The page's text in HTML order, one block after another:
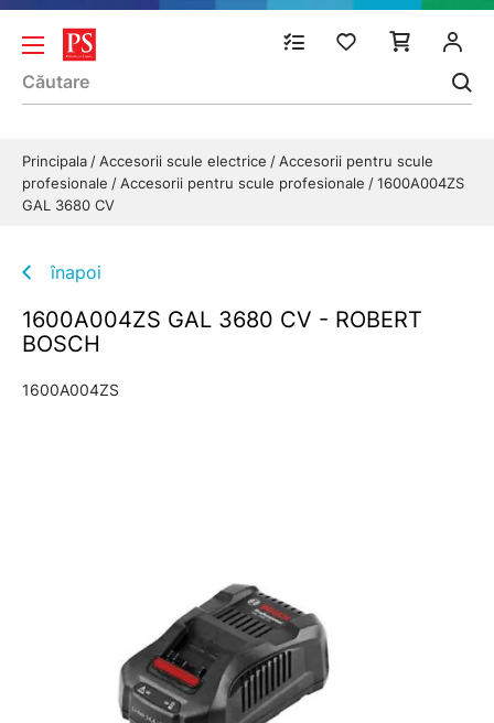
Principala Accesorii scule electrice
Accesorii pentru scule
profesionale
Accesorii pentru scule profesionale
1600A004ZS
GAL 3680 CV
înapoi
1600A004ZS GAL 3680 CV - ROBERT
BOSCH
1600A004ZS